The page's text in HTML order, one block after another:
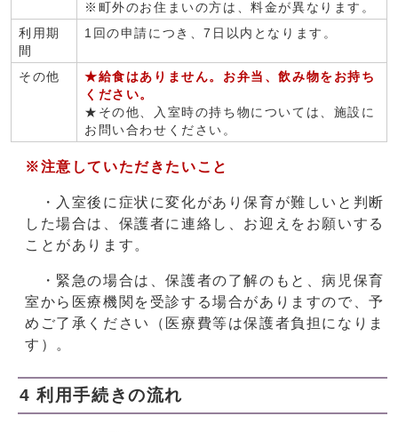
※町外のお住まいの方は、料金が異なります。
利用期
間
1回の申請につき、7日以内となります。
その他
★給食はありません。お弁当、飲み物をお持ち
ください。
★その他、入室時の持ち物については、施設に
お問い合わせください。
※注意していただきたいこと
・入室後に症状に変化があり保育が難しいと判断
した場合は、保護者に連絡し、お迎えをお願いする
ことがあります。
・緊急の場合は、保護者の了解のもと、病児保育
室から医療機関を受診する場合がありますので、予
めご了承ください（医療費等は保護者負担になりま
す）。
4 利用手続きの流れ